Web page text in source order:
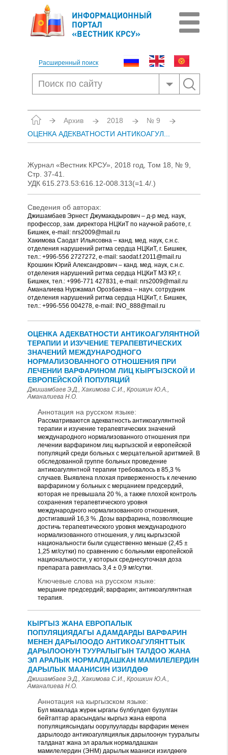
ИНФОРМАЦИОННЫЙ
ПОРТАЛ
«ВЕСТНИК КРСУ»
Расширенный поиск
Архив 2018
№ 9
ОЦЕНКА АДЕКВАТНОСТИ АНТИКОАГУЛ...
Журнал «Вестник КРСУ», 2018 год, Том 18, № 9,
Стр. 37-41.
УДК 615.273.53:616.12-008.313(=1.4/.)
Сведения об авторах:
Джишамбаев Эрнест Джумакадырович – д-р мед. наук,
профессор, зам. директора НЦКиТ по научной работе, г.
Бишкек, е-mail: nrs2009@mail.ru
Хакимова Саодат Ильясовна – канд. мед. наук, с.н.с.
отделения нарушений ритма сердца НЦКиТ, г. Бишкек,
тел.: +996-556 2727272, е-mail: saodat.f.2011@mail.ru
Крошкин Юрий Александрович – канд. мед. наук, с.н.с.
отделения нарушений ритма сердца НЦКиТ МЗ КР, г.
Бишкек, тел.: +996-771 427831, е-mail: nrs2009@mail.ru
Аманалиева Нуржамал Орозбаевна – науч. сотрудник
отделения нарушений ритма сердца НЦКиТ, г. Бишкек,
тел.: +996-556 004278, е-mail: INO_888@mail.ru
ОЦЕНКА АДЕКВАТНОСТИ АНТИКОАГУЛЯНТНОЙ
ТЕРАПИИ И ИЗУЧЕНИЕ ТЕРАПЕВТИЧЕСКИХ
ЗНАЧЕНИЙ МЕЖДУНАРОДНОГО
НОРМАЛИЗОВАННОГО ОТНОШЕНИЯ ПРИ
ЛЕЧЕНИИ ВАРФАРИНОМ ЛИЦ КЫРГЫЗСКОЙ И
ЕВРОПЕЙСКОЙ ПОПУЛЯЦИЙ
Джишамбаев Э.Д., Хакимова С.И., Крошкин Ю.А.,
Аманалиева Н.О.
Аннотация на русском языке:
Рассматриваются адекватность антикоагулянтной
терапии и изучение терапевтических значений
международного нормализованного отношения при
лечении варфарином лиц кыргызской и европейской
популяций среди больных с мерцательной аритмией. В
обследованной группе больных проведение
антикоагулянтной терапии требовалось в 85,3 %
случаев. Выявлена плохая приверженность к лечению
варфарином у больных с мерцанием предсердий,
которая не превышала 20 %, а также плохой контроль
сохранения терапевтического уровня
международного нормализованного отношения,
достигавший 16,3 %. Дозы варфарина, позволяющие
достичь терапевтического уровня международного
нормализованного отношения, у лиц кыргызской
национальности были существенно меньше (2,45 ±
1,25 мг/сутки) по сравнению с больными европейской
национальности, у которых среднесуточная доза
препарата равнялась 3,4 ± 0,9 мг/сутки.
Ключевые слова на русском языке:
мерцание предсердий; варфарин; антикоагулянтная
терапия.
КЫРГЫЗ ЖАНА ЕВРОПАЛЫК
ПОПУЛЯЦИЯДАГЫ АДАМДАРДЫ ВАРФАРИН
МЕНЕН ДАРЫЛООДО АНТИКОАГУЛЯНТТЫК
ДАРЫЛООНУН ТУУРАЛЫГЫН ТАЛДОО ЖАНА
ЭЛ АРАЛЫК НОРМАЛДАШКАН МАМИЛЕЛЕРДИН
ДАРЫЛЫК МААНИСИН ИЗИЛДӨӨ
Джишамбаев Э.Д., Хакимова С.И., Крошкин Ю.А.,
Аманалиева Н.О.
Аннотация на кыргызском языке:
Бул макалада жүрөк ыргагы бүлбүлдөп бузулган
бейтаптар арасындагы кыргыз жана европа
популяциясындагы оорулууларды варфарин менен
дарылоодо антикоагуляциялык дарылоонун тууралыгы
талданат жана эл аралык нормалдашкан
мамилелердин (ЭНМ) дарылык мааниси изилдөөгө